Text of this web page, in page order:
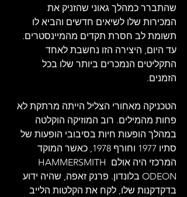
שהתברר כמהלך גאוני שהזניק את
המכירות שלו לשיאים חדשים והביא לו
תשומת לב חסרת תקדים מהמיינסטרים.
עד היום, היצירה הזו נחשבת לאחד
התקליטים הנמכרים ביותר שלו בכל
הזמנים.
הטכניקה מאחורי הצליל הייתה מרתקת לא
פחות מהמילים. רוב המוזיקה הוקלטה
במהלך הופעות חיות בסיבובי הופעות של
סתיו 1977 וחורף 1978, כאשר המוקד
המרכזי היה אולם HAMMERSMITH
ODEON בלונדון. פרנק זאפה, שהיה ידוע
בדקדקנות שלו, לקח את הקלטות הלייב